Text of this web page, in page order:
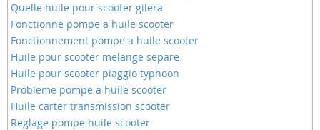
Quelle huile pour scooter gilera
Fonctionne pompe a huile scooter
Fonctionnement pompe a huile scooter
Huile pour scooter melange separe
Huile pour scooter piaggio typhoon
Probleme pompe a huile scooter
Huile carter transmission scooter
Reglage pompe huile scooter